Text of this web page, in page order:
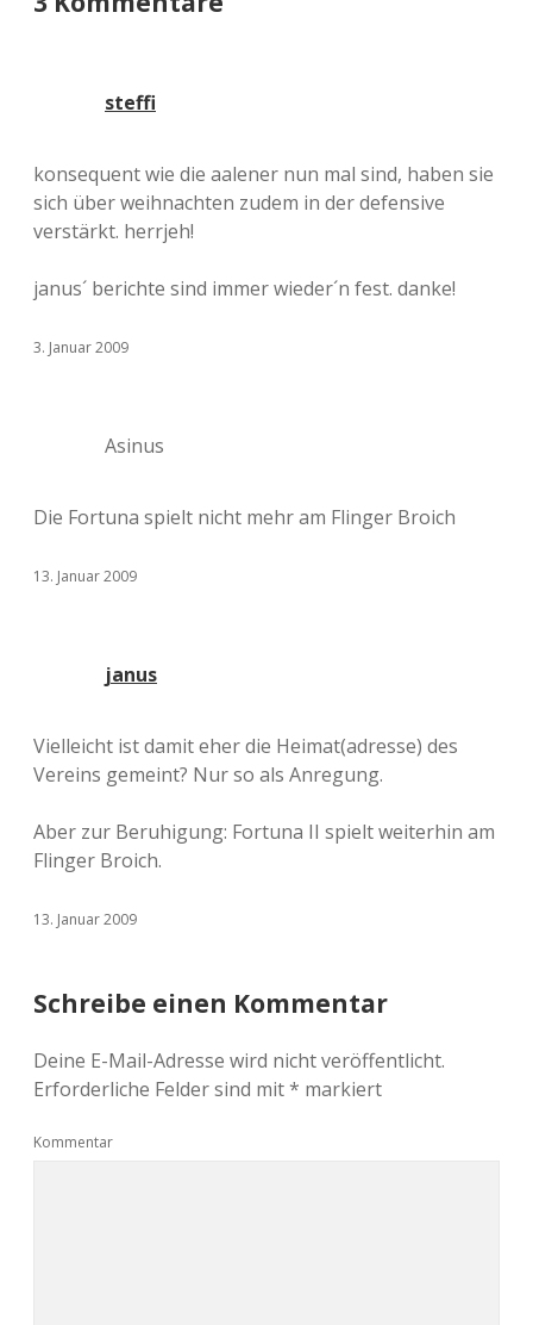
steffi
konsequent wie die aalener nun mal sind, haben sie
sich über weihnachten zudem in der defensive
verstärkt. herrjeh!
janus´ berichte sind immer wieder´n fest. danke!
3. Januar 2009
Asinus
Die Fortuna spielt nicht mehr am Flinger Broich
13. Januar 2009
janus
Vielleicht ist damit eher die Heimat(adresse) des
Vereins gemeint? Nur so als Anregung.
Aber zur Beruhigung: Fortuna II spielt weiterhin am
Flinger Broich.
13. Januar 2009
Schreibe einen Kommentar
Deine E-Mail-Adresse wird nicht veröffentlicht.
Erforderliche Felder sind mit* markiert
Kommentar